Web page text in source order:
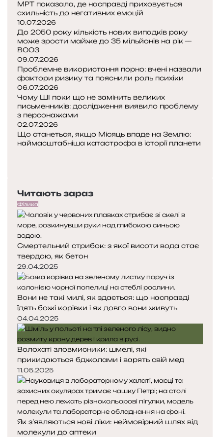
МРТ показала, де насправді приховується
схильність до негативних емоцій
10.07.2026
До 2050 року кількість нових випадків раку
може зрости майже до 35 мільйонів на рік —
ВООЗ
09.07.2026
Проблемне використання порно: вчені назвали
фактори ризику та пояснили роль психіки
06.07.2026
Чому ШІ поки що не замінить великих
письменників: дослідження виявило проблему
з персонажами
02.07.2026
Що станеться, якщо Місяць впаде на Землю:
наймасштабніша катастрофа в історії планети
Читають зараз
Фізика
Смертельний стрибок: з якої висоти вода стає
твердою, як бетон
29.04.2025
Вони не такі милі, як здається: що насправді
їдять божі корівки і як довго вони живуть
04.04.2025
Волохаті зловмисники: шмелі, які
прикидаються бджолами і варять свій мед
11.05.2025
Як з’являються нові ліки: неймовірний шлях від
молекули до аптеки